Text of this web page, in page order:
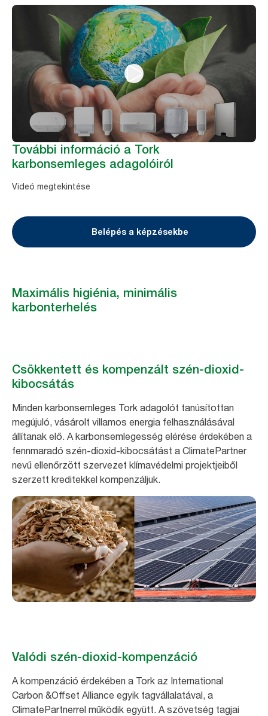
További információ a Tork
karbonsemleges adagolóiról
Videó megtekintése
Belépés a képzésekbe
Maximális higiénia, minimális
karbonterhelés
Csökkentett és kompenzált szén-dioxid-
kibocsátás
Minden karbonsemleges Tork adagolót tanúsítottan
megújuló, vásárolt villamos energia felhasználásával
állítanak elő. A karbonsemlegesség elérése érdekében a
fennmaradó szén-dioxid-kibocsátást a ClimatePartner
nevű ellenőrzött szervezet klímavédelmi projektjeiből
szerzett kreditekkel kompenzáljuk.
Valódi szén-dioxid-kompenzáció
A kompenzáció érdekében a Tork az International
Carbon &Offset Alliance egyik tagvállalatával, a
ClimatePartnerrel működik együtt. A szövetség tagjai